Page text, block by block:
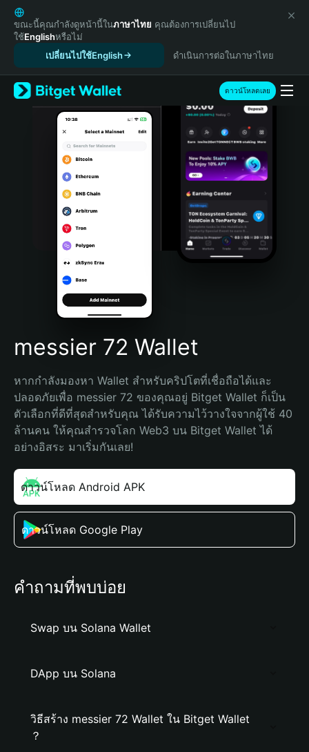
English
日本語
Tiếng Việt
Español (Latinoamérica)
Türkçe
Italiano
Português (Portugal)
Bahasa Indonesia
Português (Brasil)
Español (Argentina)
ขณะนี้คุณกำลังดูหน้านี้ในภาษาไทย คุณต้องการเปลี่ยนไป
ใช้Englishหรือไม่
เปลี่ยนไปใช้English
ดำเนินการต่อในภาษาไทย
ดาวน์โหลดเลย
messier 72 Wallet
หากกำลังมองหา Wallet สำหรับคริปโตที่เชื่อถือได้และ
ปลอดภัยเพื่อ messier 72 ของคุณอยู่ Bitget Wallet ก็เป็น
ตัวเลือกที่ดีที่สุดสำหรับคุณ ได้รับความไว้วางใจจากผู้ใช้ 40
ล้านคน ให้คุณสำรวจโลก Web3 บน Bitget Wallet ได้
อย่างอิสระ มาเริ่มกันเลย!
ดาวน์โหลด Android APK
ดาวน์โหลด Google Play
คำถามที่พบบ่อย
Swap บน Solana Wallet
DApp บน Solana
วิธีสร้าง messier 72 Wallet ใน Bitget Wallet
？